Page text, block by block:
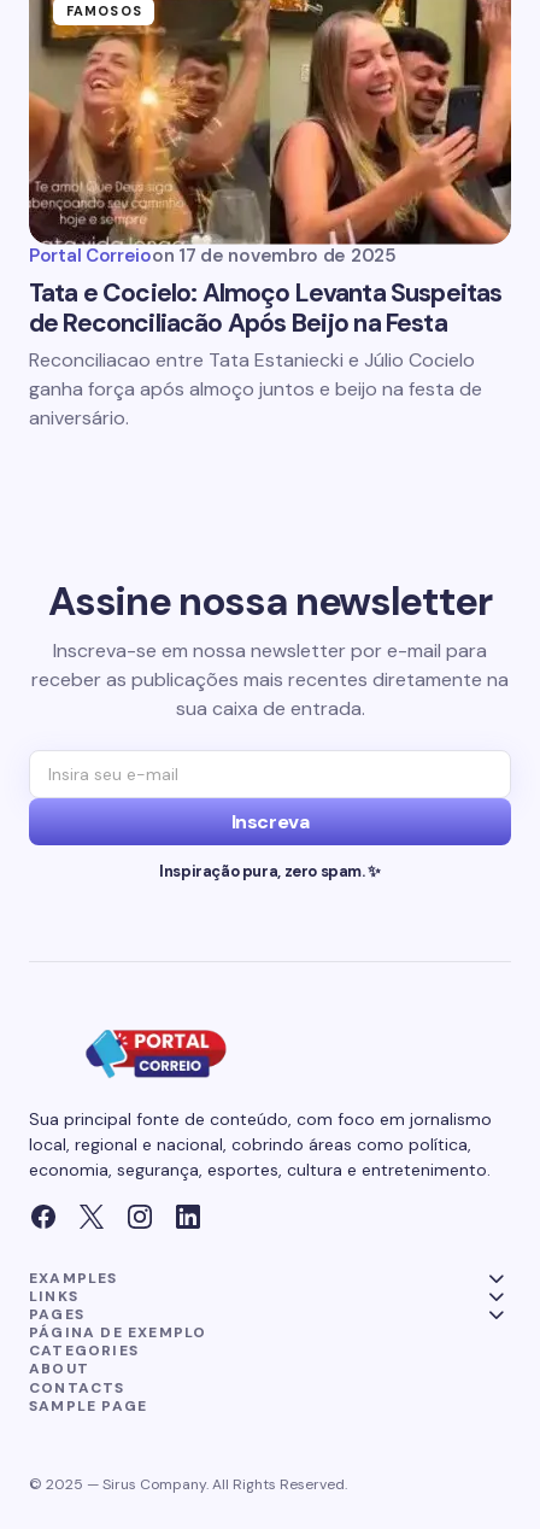
FAMOSOS
Portal Correioon 17 de novembro de 2025
Tata e Cocielo: Almoço Levanta Suspeitas
de Reconciliacão Após Beijo na Festa
Reconciliacao entre Tata Estaniecki e Júlio Cocielo
ganha força após almoço juntos e beijo na festa de
aniversário.
Assine nossa newsletter
Inscreva-se em nossa newsletter por e-mail para
receber as publicações mais recentes diretamente na
sua caixa de entrada.
Inscreva
Inspiração pura, zero spam. ✨
Sua principal fonte de conteúdo, com foco em jornalismo
local, regional e nacional, cobrindo áreas como política,
economia, segurança, esportes, cultura e entretenimento.
EXAMPLES
LINKS
PAGES
PÁGINA DE EXEMPLO
CATEGORIES
ABOUT
CONTACTS
SAMPLE PAGE
© 2025 — Sirus Company. All Rights Reserved.